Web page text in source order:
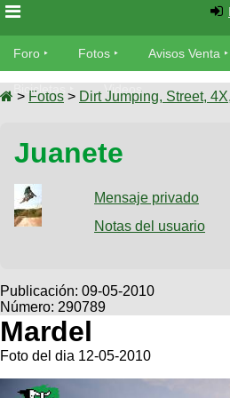
Foro
Foro
MecÃ¡nica
Fotos
SUBÃ
Galeria
Bicicletas
Viajes
Descenso
Dirt
Avisos
Ventas
SUBÃ
Buscar
Ultimos
BicicleterÃ­
Bicicletas
Tandem
Videos
Cicloturismo
Foro Fotos Avisos Venta
Bicicletas Videos
> Fotos > Dirt Jumping, Street,
Juanete
Mensaje privado
Notas del usuario
Publicación: 09-05-2010
Número: 290789
Mardel
Foto del dia 12-05-2010